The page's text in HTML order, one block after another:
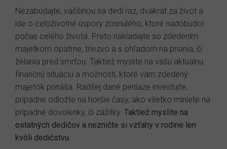
Nezabúdajte, väčšinou sa dedí raz, dvakrát za život a
ide o celoživotné úspory zosnulého, ktoré nadobudol
počas celého života. Preto nakladajte so zdedením
majetkom opatrne, triezvo a s ohľadom na priania, či
želania pred smrťou. Taktiež myslite na vašu aktuálnu
finančnú situáciu a možnosti, ktoré vám zdedený
majetok prináša. Radšej dané peniaze investujte,
prípadne odložte na horšie časy, ako všetko miniete na
prípadné dovolenky, či zážitky. Taktiež myslite na
ostatných dedičov a nezničte si vzťahy v rodine len
kvôli dedičstvu.